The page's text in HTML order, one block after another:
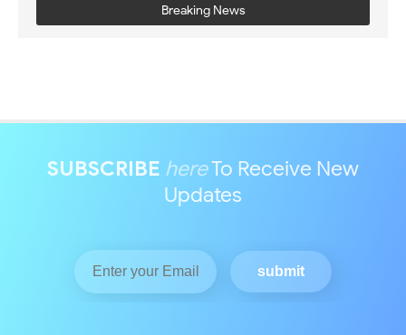
Breaking News
SUBSCRIBE hereTo Receive New
Updates